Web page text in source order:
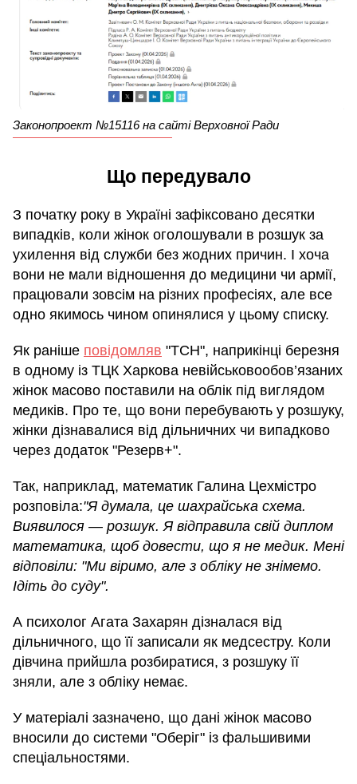
Законопроект №15116 на сайті Верховної Ради
Що передувало
З початку року в Україні зафіксовано десятки
випадків, коли жінок оголошували в розшук за
ухилення від служби без жодних причин. І хоча
вони не мали відношення до медицини чи армії,
працювали зовсім на різних професіях, але все
одно якимось чином опинялися у цьому списку.
Як раніше повідомляв "ТСН", наприкінці березня
в одному із ТЦК Харкова невійськовообов’язаних
жінок масово поставили на облік під виглядом
медиків. Про те, що вони перебувають у розшуку,
жінки дізнавалися від дільничних чи випадково
через додаток "Резерв+".
Так, наприклад, математик Галина Цехмістро
розповіла:"Я думала, це шахрайська схема.
Виявилося — розшук. Я відправила свій диплом
математика, щоб довести, що я не медик. Мені
відповіли: "Ми віримо, але з обліку не знімемо.
Ідіть до суду".
А психолог Агата Захарян дізналася від
дільничного, що її записали як медсестру. Коли
дівчина прийшла розбиратися, з розшуку її
зняли, але з обліку немає.
У матеріалі зазначено, що дані жінок масово
вносили до системи "Оберіг" із фальшивими
спеціальностями.